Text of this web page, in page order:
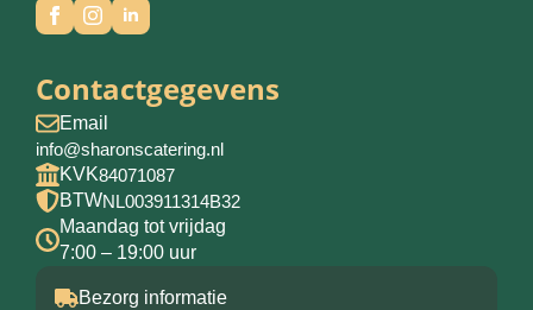
Contactgegevens
Email
info@sharonscatering.nl
KVK84071087
BTWNL003911314B32
Maandag tot vrijdag
7:00 – 19:00 uur
Bezorg informatie